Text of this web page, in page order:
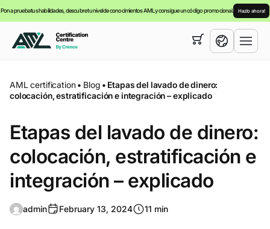
Pon a prueba tus habilidades, descubre tu nivel de conocimientos AML y consigue un código promocional. Hazlo ahora!
Su cesta está vacía,
puede consultar nuestra
AML certification• Blog• Etapas del lavado de dinero:
colocación, estratificación e integración – explicado
Etapas del lavado de dinero:
colocación, estratificación e
integración – explicado
admin February 13, 2024 11 min